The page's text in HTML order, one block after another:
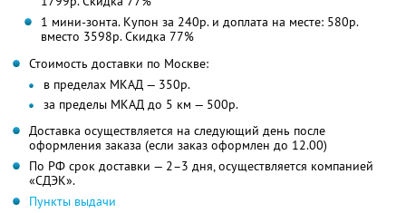
1 мини-зонта. Купон за 240р. и доплата на месте: 580р.
вместо 3598р. Скидка 77%
Стоимость доставки по Москве:
в пределах МКАД — 350р.
за пределы МКАД до 5 км — 500р.
Доставка осуществляется на следующий день после
оформления заказа (если заказ оформлен до 12.00)
По РФ срок доставки — 2–3 дня, осуществляется компанией
«СДЭК».
Пункты выдачи